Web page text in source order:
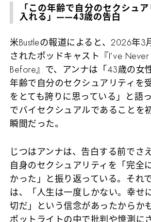
「この年齢で自分のセクシュ
入れる」——43歳の告白
米Bustleの報道によると、2026年3
されたポッドキャスト『I’ve Never
Before』で、アンナは「43歳の女
年齢で自分のセクシュアリティを
をとても誇りに思っている」と語
でバイセクシュアルであることを
瞬間だった。
じつはアンナは、告白する前でさ
自身のセクシュアリティを「完全
かった」と振り返っている。それ
は、「人生は一度しかない。幸せ
切だ」という信念があったからか